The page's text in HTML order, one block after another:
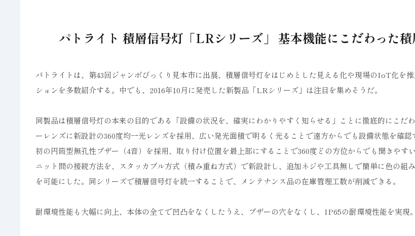
パトライト 積層信号灯「LRシリーズ」 基本機能にこだわった
パトライトは、第43回ジャンボびっくり見本市に出展、積層信号灯をはじめとした見える化や現場のIoT化を
ションを多数紹介する。中でも、2016年10月に発売した新製品「LRシリーズ」は注目を集めそうだ。
同製品は積層信号灯の本来の目的である「設備の状況を、確実にわかりやすく知らせる」ことに徹底的にこだ
ーレンズに新設計の360度均一光レンズを採用、広い発光面積で明るく光ることで遠方からでも設備状態を確
初の円筒型無孔性ブザー（4音）を採用、取り付け位置を最上部にすることで360度どの方位からでも聞きやす
ニット間の接続方法を、スタッカブル方式（積み重ね方式）で新設計し、追加ネジや工具無しで簡単に色の組
を可能にした。同シリーズで積層信号灯を統一することで、メンテナンス品の在庫管理工数が削減できる。
耐環境性能も大幅に向上、本体の全てで凹凸をなくしたうえ、ブザーの穴をなくし、IP65の耐環境性能を実現。